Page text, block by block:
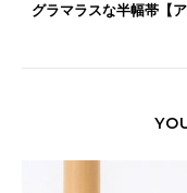
グラマラスな半幅帯【